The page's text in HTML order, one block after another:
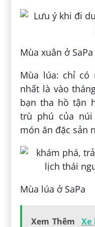
Mùa xuân ở SaPa
Mùa lúa: chỉ có
nhất là vào
bạn tha hồ tận
trù phú của
món ăn đặc sản
Mùa lúa ở SaPa
Xem Thêm
Xe